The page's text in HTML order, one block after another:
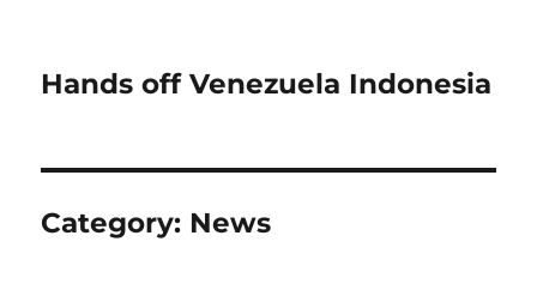
Hands off Venezuela Indonesia
Category: News